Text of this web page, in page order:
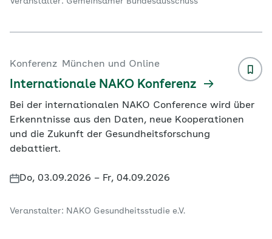
Konferenz München und Online
Internationale NAKO Konferenz
Bei der internationalen NAKO Conference wird über
Erkenntnisse aus den Daten, neue Kooperationen
und die Zukunft der Gesundheitsforschung
debattiert.
Do, 03.09.2026 – Fr, 04.09.2026
Veranstalter: NAKO Gesundheitsstudie e.V.